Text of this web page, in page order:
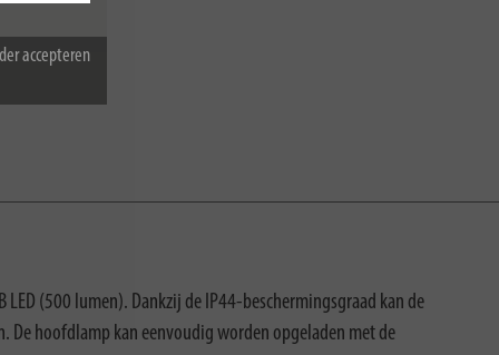
accepteren
(500 lumen). Dankzij de IP44-beschermingsgraad kan de
hoofdlamp kan eenvoudig worden opgeladen met de